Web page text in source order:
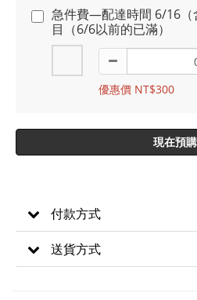
急件費—配達時間 6/16（
目（6/6以前的已滿）
優惠價 NT$300
現在預購
付款方式
送貨方式